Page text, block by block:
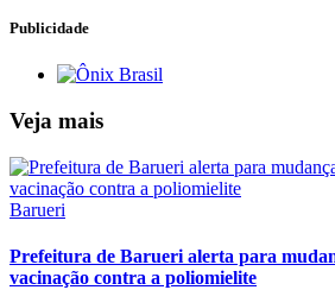
Publicidade
Veja mais
Barueri
Prefeitura de Barueri alerta para
vacinação contra a poliomielite